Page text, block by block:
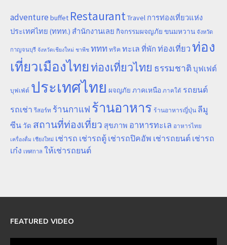
adventure buffet RestaurantTravel การท่องเที่ยวแห่ง
ประเทศไทย (ททท.) สำนักงานเลย กิจกรรมผจญภัย ขนมหวาน จังหวัด
กาญจนบุรี จังหวัดเชียงใหม่ ชาพีช ททท ทริค ทะเล ที่พัก ท่องเที่ยวท่อง
เที่ยวเมืองไทยท่องเที่ยวไทย ธรรมชาติ บุฟเฟต์
บุฟเฟ่ต์ ประเทศไทย ผจญภัย ภาคเหนือ ภาคใต้ รถยนต์
รถเช่า รีสอร์ท ร้านกาแฟ ร้านอาหาร ร้านอาหารญี่ปุ่น ลีมู
ซีน วัด สถานที่ท่องเที่ยว สุขภาพ อาหารทะเล อาหารไทย
เครื่องดื่ม เชียงใหม่ เช่ารถ เช่ารถตู้ เช่ารถปิคอัพ เช่ารถยนต์ เช่ารถ
เก๋ง เทศกาล ให้เช่ารถยนต์
FEATURED VIDEO